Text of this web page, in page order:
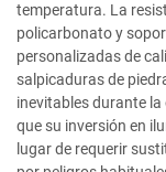
temperatura. La
policarbonato y
personalizadas de
salpicaduras de
inevitables durante
que su inversión en
lugar de requerir